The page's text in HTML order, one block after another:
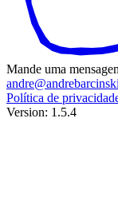
Mande uma
Política de
Version: 1.5.4